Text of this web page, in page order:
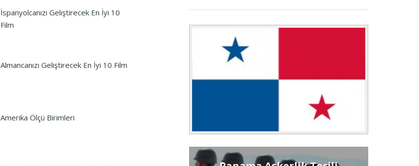
İspanyolcanızı Geliştirecek En İyi 10
Film
Almancanızı Geliştirecek En İyi 10 Film
Amerika Ölçü Birimleri